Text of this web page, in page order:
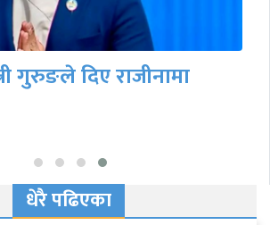
कारण देशका प्रमुख
रात्रिकालीन सवारीमा
धेरै पढिएका